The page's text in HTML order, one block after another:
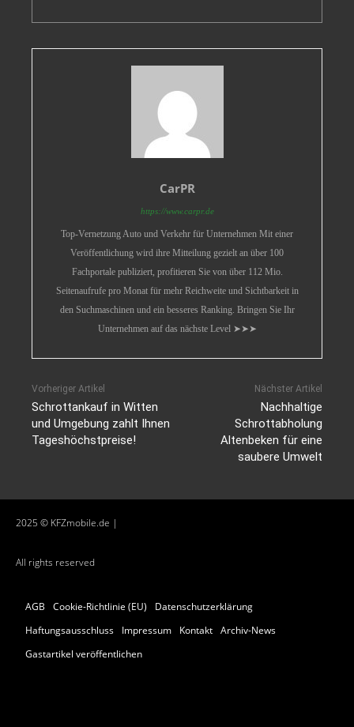
CarPR
https://www.carpr.de
Top-Vernetzung Auto und Verkehr für Unternehmen Mit einer
Veröffentlichung wird ihre Mitteilung gezielt an über 100
Fachportale publiziert, profitieren Sie von über 112 Mio.
Seitenaufrufe pro Monat für mehr Reichweite und Sichtbarkeit in
den Suchmaschinen und ein besseres Ranking. Bringen Sie Ihr
Unternehmen auf das nächste Level ➤➤➤
Vorheriger Artikel
Schrottankauf in Witten
und Umgebung zahlt Ihnen
Tageshöchstpreise!
Nächster Artikel
Nachhaltige
Schrottabholung
Altenbeken für eine
saubere Umwelt
2025 © KFZmobile.de |
All rights reserved
AGB Cookie-Richtlinie (EU)
Datenschutzerklärung
Haftungsausschluss
Impressum Kontakt Archiv-News
Gastartikel veröffentlichen